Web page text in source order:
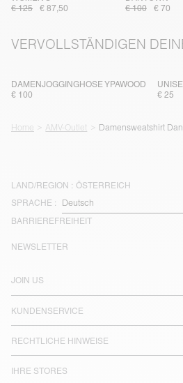
€ 125
€ 87,50
€ 100
€ 70
VERVOLLSTÄNDIGEN
DAMENJOGGINGHOSE YPAWOOD
€ 100
€ 25
Home AMV-Outlet Damensweatshirt
LAND/REGION : ÖSTERREICH
SPRACHE :
BARRIEREFREIHEIT
JOIN US
KUNDENSERVICE
RECHTLICHE HINWEISE
IHRE STORES
NEWSLETTER